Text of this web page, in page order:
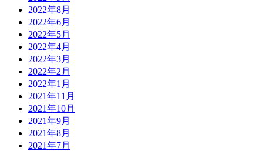
2022年8月
2022年6月
2022年5月
2022年4月
2022年3月
2022年2月
2022年1月
2021年11月
2021年10月
2021年9月
2021年8月
2021年7月